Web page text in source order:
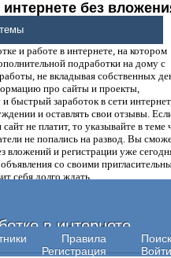
без
и работе в интернете, на котором
подработки на дому с
не вкладывая собственных
про сайты и проекты,
быстрый заработок в сети
и оставлять свои отзывы.
не платит, то указывайте в теме
не попались на развод. Вы
вложений и регистрации уже
со своими
себя долго ждать.
в интернете
Правила
Поиск
Регистрация
Войти